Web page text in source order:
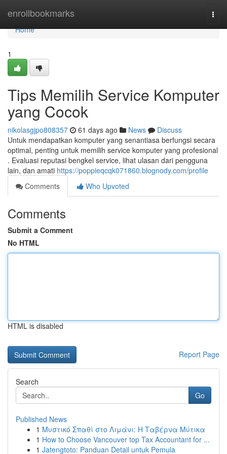
enrollbookmarks
Home
Home
1
Tips Memilih Service Komputer
yang Cocok
nikolasgjpo808357 61 days ago News
Discuss
Untuk mendapatkan komputer yang senantiasa berfungsi secara
optimal, penting untuk memilih service komputer yang profesional
. Evaluasi reputasi bengkel service, lihat ulasan dari pengguna
lain, dan amati https://poppieqcqk071860.blognody.com/profile
Comments
Who Upvoted
Comments
Submit a Comment
No HTML
HTML is disabled
Report Page
Search
Go
Published News
1 Μυστικό Σπαθί στο Λιμάνι: Η Ταβέρνα Μύτικα
1 How to Choose Vancouver top Tax Accountant for ...
1 Jatengtoto: Panduan Detail untuk Pemula